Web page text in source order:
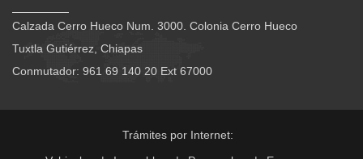
Calzada Cerro Hueco Num. 3000. Colonia Cerro Hueco
Tuxtla Gutiérrez, Chiapas
Conmutador: 961 69 140 20 Ext 67000
Trámites por Internet: